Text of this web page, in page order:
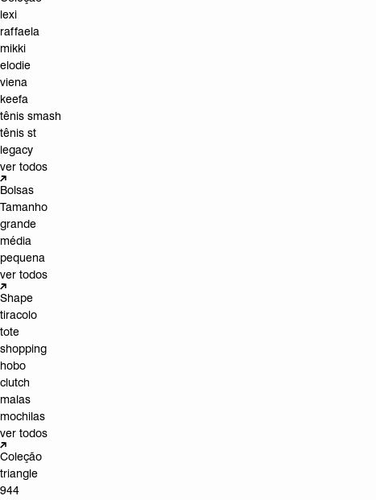
lexi
raffaela
mikki
elodie
viena
keefa
tênis smash
tênis st
legacy
ver todos
Bolsas
Tamanho
grande
média
pequena
ver todos
Shape
tiracolo
tote
shopping
hobo
clutch
malas
mochilas
ver todos
Coleção
triangle
944